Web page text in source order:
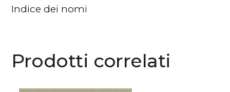
Indice dei nomi
Prodotti correlati